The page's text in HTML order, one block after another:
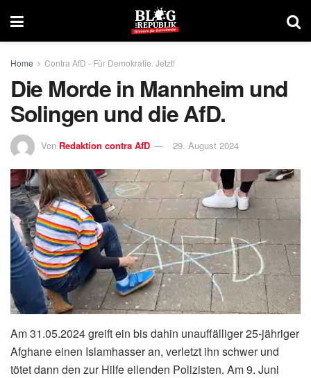
Home Contra AfD - Für Demokratie. Jetzt!
Die Morde in Mannheim und
Solingen und die AfD.
Von Redaktion contra AfD 29. August 2024
Am 31.05.2024 greift ein bis dahin unauffälliger 25-jähriger
Afghane einen Islamhasser an, verletzt ihn schwer und
tötet dann den zur Hilfe eilenden Polizisten. Am 9. Juni